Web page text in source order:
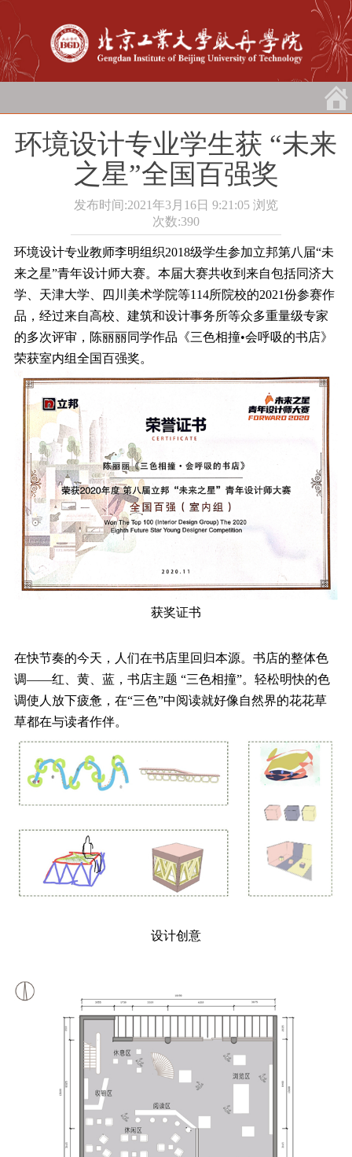
环境设计专业学生获 “未来
之星”全国百强奖
发布时间:2021年3月16日 9:21:05 浏览
次数:390
环境设计专业教师李明组织2018级学生参加立邦第八届“未
来之星”青年设计师大赛。本届大赛共收到来自包括同济大
学、天津大学、四川美术学院等114所院校的2021份参赛作
品，经过来自高校、建筑和设计事务所等众多重量级专家
的多次评审，陈丽丽同学作品《三色相撞•会呼吸的书店》
荣获室内组全国百强奖。
获奖证书
在快节奏的今天，人们在书店里回归本源。书店的整体色
调——红、黄、蓝，书店主题 “三色相撞”。轻松明快的色
调使人放下疲惫，在“三色”中阅读就好像自然界的花花草
草都在与读者作伴。
设计创意